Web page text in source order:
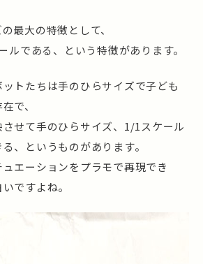
最大の特徴として、
ルである、という特徴があります。
トたちは手のひらサイズで子ども
で、
せて手のひらサイズ、1/1スケール
、というものがあります。
エーションをプラモで再現でき
ですよね。